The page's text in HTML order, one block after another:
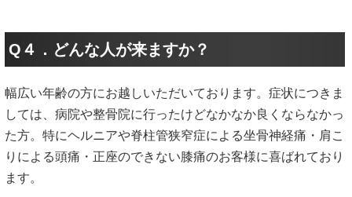
Q４．どんな人が来ますか？
幅広い年齢の方にお越しいただいております。症状につきま
しては、病院や整骨院に行ったけどなかなか良くならなかっ
た方。特にヘルニアや脊柱管狭窄症による坐骨神経痛・肩こ
りによる頭痛・正座のできない膝痛のお客様に喜ばれており
ます。